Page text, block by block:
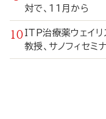
対で、11月から
ITP治療薬ウェイ
教授、サノフィセミ